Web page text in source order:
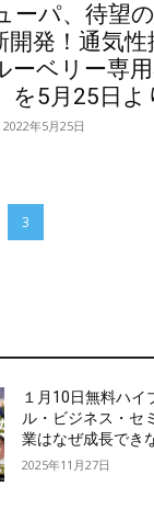
ーパ、待望
開発！通気
ーベリー専
を5月25日よ
2022年5月25日
3
１月10日無料ハイ
ル・ビジネス・セ
業はなぜ成長でき
2025年11月27日